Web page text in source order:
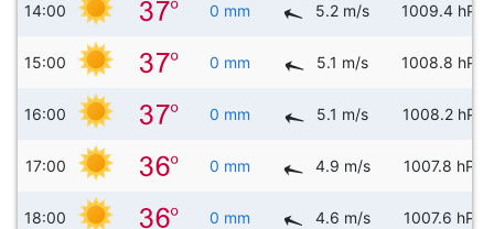
14:00 0 mm 5.2 m/s 1009.4 hPa
15:00 0 mm 5.1 m/s 1008.8 hPa
16:00 0 mm 5.1 m/s 1008.2 hPa
17:00 0 mm 4.9 m/s 1007.8 hPa
18:00 0 mm 4.6 m/s 1007.6 hPa